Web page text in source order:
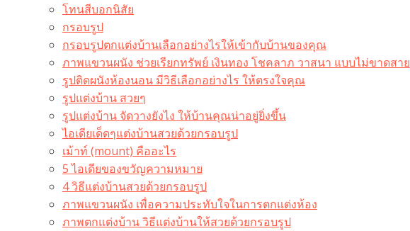
โทนสีบอกนิสัย
กรอบรูป
กรอบรูปตกแต่งบ้านเลือกอย่างไรให้เข้ากับบ้านของคุณ
ภาพแขวนผนัง ช่วยเรียกทรัพย์ เงินทอง โชคลาภ วาสนา แบบไม่ขาดสาย
รูปติดผนังห้องนอน มีวิธีเลือกอย่างไร ให้ตรงใจคุณ
รูปแต่งบ้าน สวยๆ
รูปแต่งบ้าน จัดวางยังไง ให้บ้านคุณน่าอยู่ยิ่งขึ้น
ไอเดียเด็ดๆแต่งบ้านสวยด้วยกรอบรูป
เม้าท์ (mount) คืออะไร​
5 ไอเดียของขวัญความหมาย
4 วิธีแต่งบ้านสวยด้วยกรอบรูป
ภาพแขวนผนัง เพื่อความประทับใจในการตกแต่งห้อง
ภาพตกแต่งบ้าน วิธีแต่งบ้านให้สวยด้วยกรอบรูป